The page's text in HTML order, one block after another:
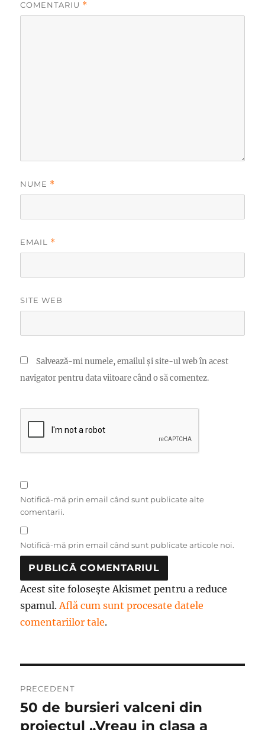
COMENTARIU *
NUME *
EMAIL *
SITE WEB
Salvează-mi numele, emailul și site-ul web în acest
navigator pentru data viitoare când o să comentez.
Notifică-mă prin email când sunt publicate alte
comentarii.
Notifică-mă prin email când sunt publicate articole noi.
Acest site folosește Akismet pentru a reduce
spamul. Află cum sunt procesate datele
comentariilor tale.
în
PRECEDENT
Articolul
anterior:
50 de bursieri valceni din
proiectul „Vreau in clasa a